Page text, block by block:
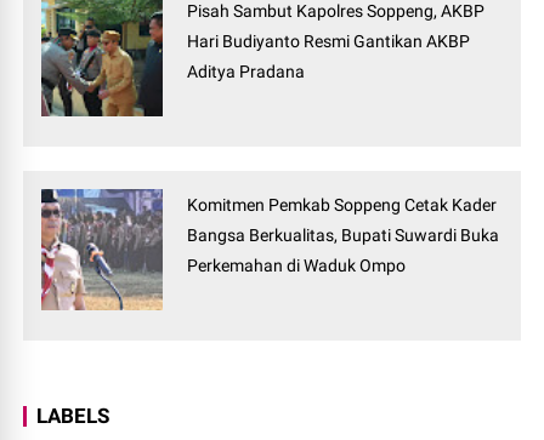
Pisah Sambut Kapolres Soppeng, AKBP
Hari Budiyanto Resmi Gantikan AKBP
Aditya Pradana
Komitmen Pemkab Soppeng Cetak Kader
Bangsa Berkualitas, Bupati Suwardi Buka
Perkemahan di Waduk Ompo
LABELS